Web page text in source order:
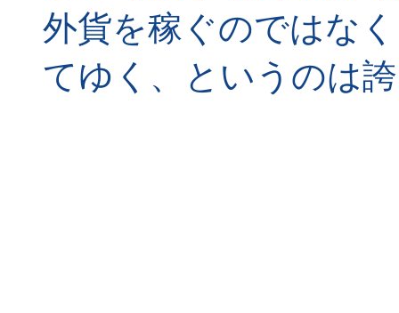
外貨を稼ぐのではな
てゆく、というのは